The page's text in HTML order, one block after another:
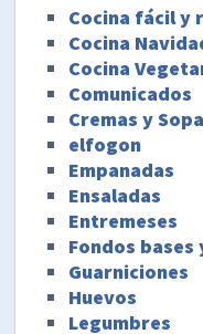
Cocina fácil y
Cocina
Cocina
Comunicados
Cremas y
elfogon
Empanadas
Ensaladas
Entremeses
Fondos bases
Guarniciones
Huevos
Legumbres